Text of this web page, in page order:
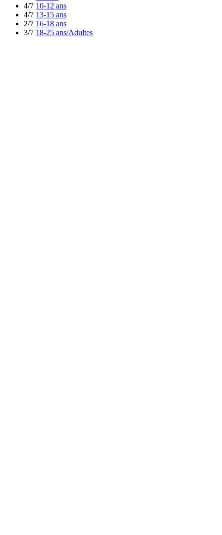
4/7 10-12 ans
4/7 13-15 ans
2/7 16-18 ans
3/7 18-25 ans/Adultes